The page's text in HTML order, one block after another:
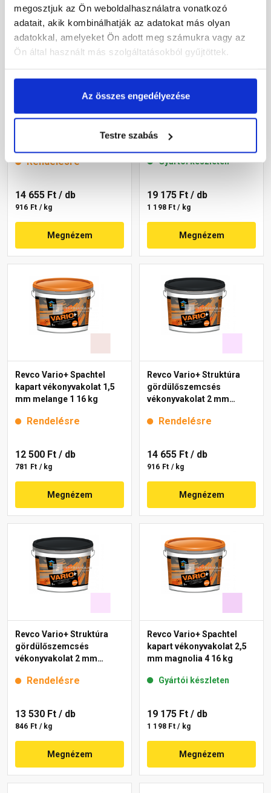
megosztjuk az Ön weboldalhasználatra vonatkozó
adatait, akik kombinálhatják az adatokat más olyan
adatokkal, amelyeket Ön adott meg számukra vagy az
Ön által használt más szolgáltatásokból gyűjtöttek.
Az összes engedélyezése
Testre szabás
Revco Vario+ Struktúra
melange 4 16 kg
Rendelésre
14 655 Ft / db
916 Ft / kg
Megnézem
Revco Vario+ Spachtel
mm lavender 4 16 kg
Gyártói készleten
19 175 Ft / db
1 198 Ft / kg
Megnézem
Revco Vario+ Spachtel
kapart vékonyvakolat 1,5
mm melange 1 16 kg
Rendelésre
12 500 Ft / db
781 Ft / kg
Megnézem
Revco Vario+ Struktúra
gördülőszemcsés
vékonyvakolat 2 mm
Rendelésre
14 655 Ft / db
916 Ft / kg
Megnézem
Revco Vario+ Struktúra
gördülőszemcsés
vékonyvakolat 2 mm
Rendelésre
13 530 Ft / db
846 Ft / kg
Megnézem
Revco Vario+ Spachtel
kapart vékonyvakolat 2,5
mm magnolia 4 16 kg
Gyártói készleten
19 175 Ft / db
1 198 Ft / kg
Megnézem